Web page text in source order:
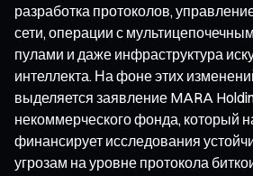
разработка протоколов,
сети, операции с
пулами и даже инфраструктура
интеллекта. На фоне этих
выделяется заявление MARA
некоммерческого фонда, который
финансирует исследования
угрозам на уровне протокола